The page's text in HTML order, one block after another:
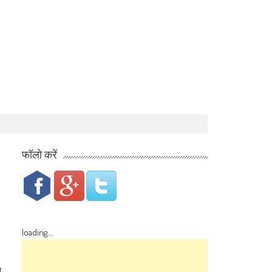
फॉलो करें
loading...